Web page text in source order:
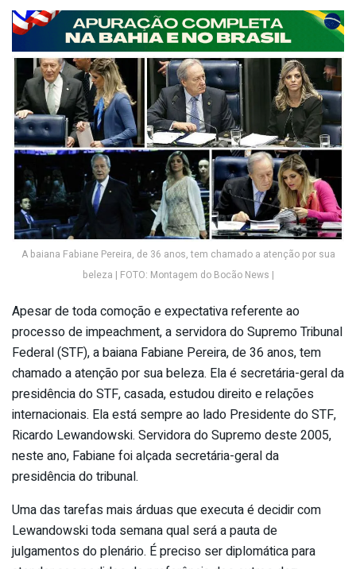
A baiana Fabiane Pereira, de 36 anos, tem chamado a atenção por sua
beleza | FOTO: Montagem do Bocão News |
Apesar de toda comoção e expectativa referente ao
processo de impeachment, a servidora do Supremo Tribunal
Federal (STF), a baiana Fabiane Pereira, de 36 anos, tem
chamado a atenção por sua beleza. Ela é secretária-geral da
presidência do STF, casada, estudou direito e relações
internacionais. Ela está sempre ao lado Presidente do STF,
Ricardo Lewandowski. Servidora do Supremo deste 2005,
neste ano, Fabiane foi alçada secretária-geral da
presidência do tribunal.
Uma das tarefas mais árduas que executa é decidir com
Lewandowski toda semana qual será a pauta de
julgamentos do plenário. É preciso ser diplomática para